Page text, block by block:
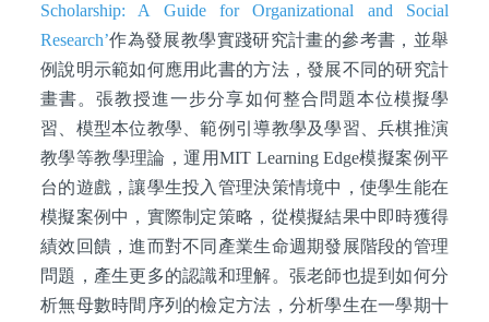
Scholarship: A Guide for Organizational and Social
Research’作為發展教學實踐研究計畫的參考書，並舉
例說明示範如何應用此書的方法，發展不同的研究計
畫書。張教授進一步分享如何整合問題本位模擬學
習、模型本位教學、範例引導教學及學習、兵棋推演
教學等教學理論，運用MIT Learning Edge模擬案例平
台的遊戲，讓學生投入管理決策情境中，使學生能在
模擬案例中，實際制定策略，從模擬結果中即時獲得
績效回饋，進而對不同產業生命週期發展階段的管理
問題，產生更多的認識和理解。張老師也提到如何分
析無母數時間序列的檢定方法，分析學生在一學期十